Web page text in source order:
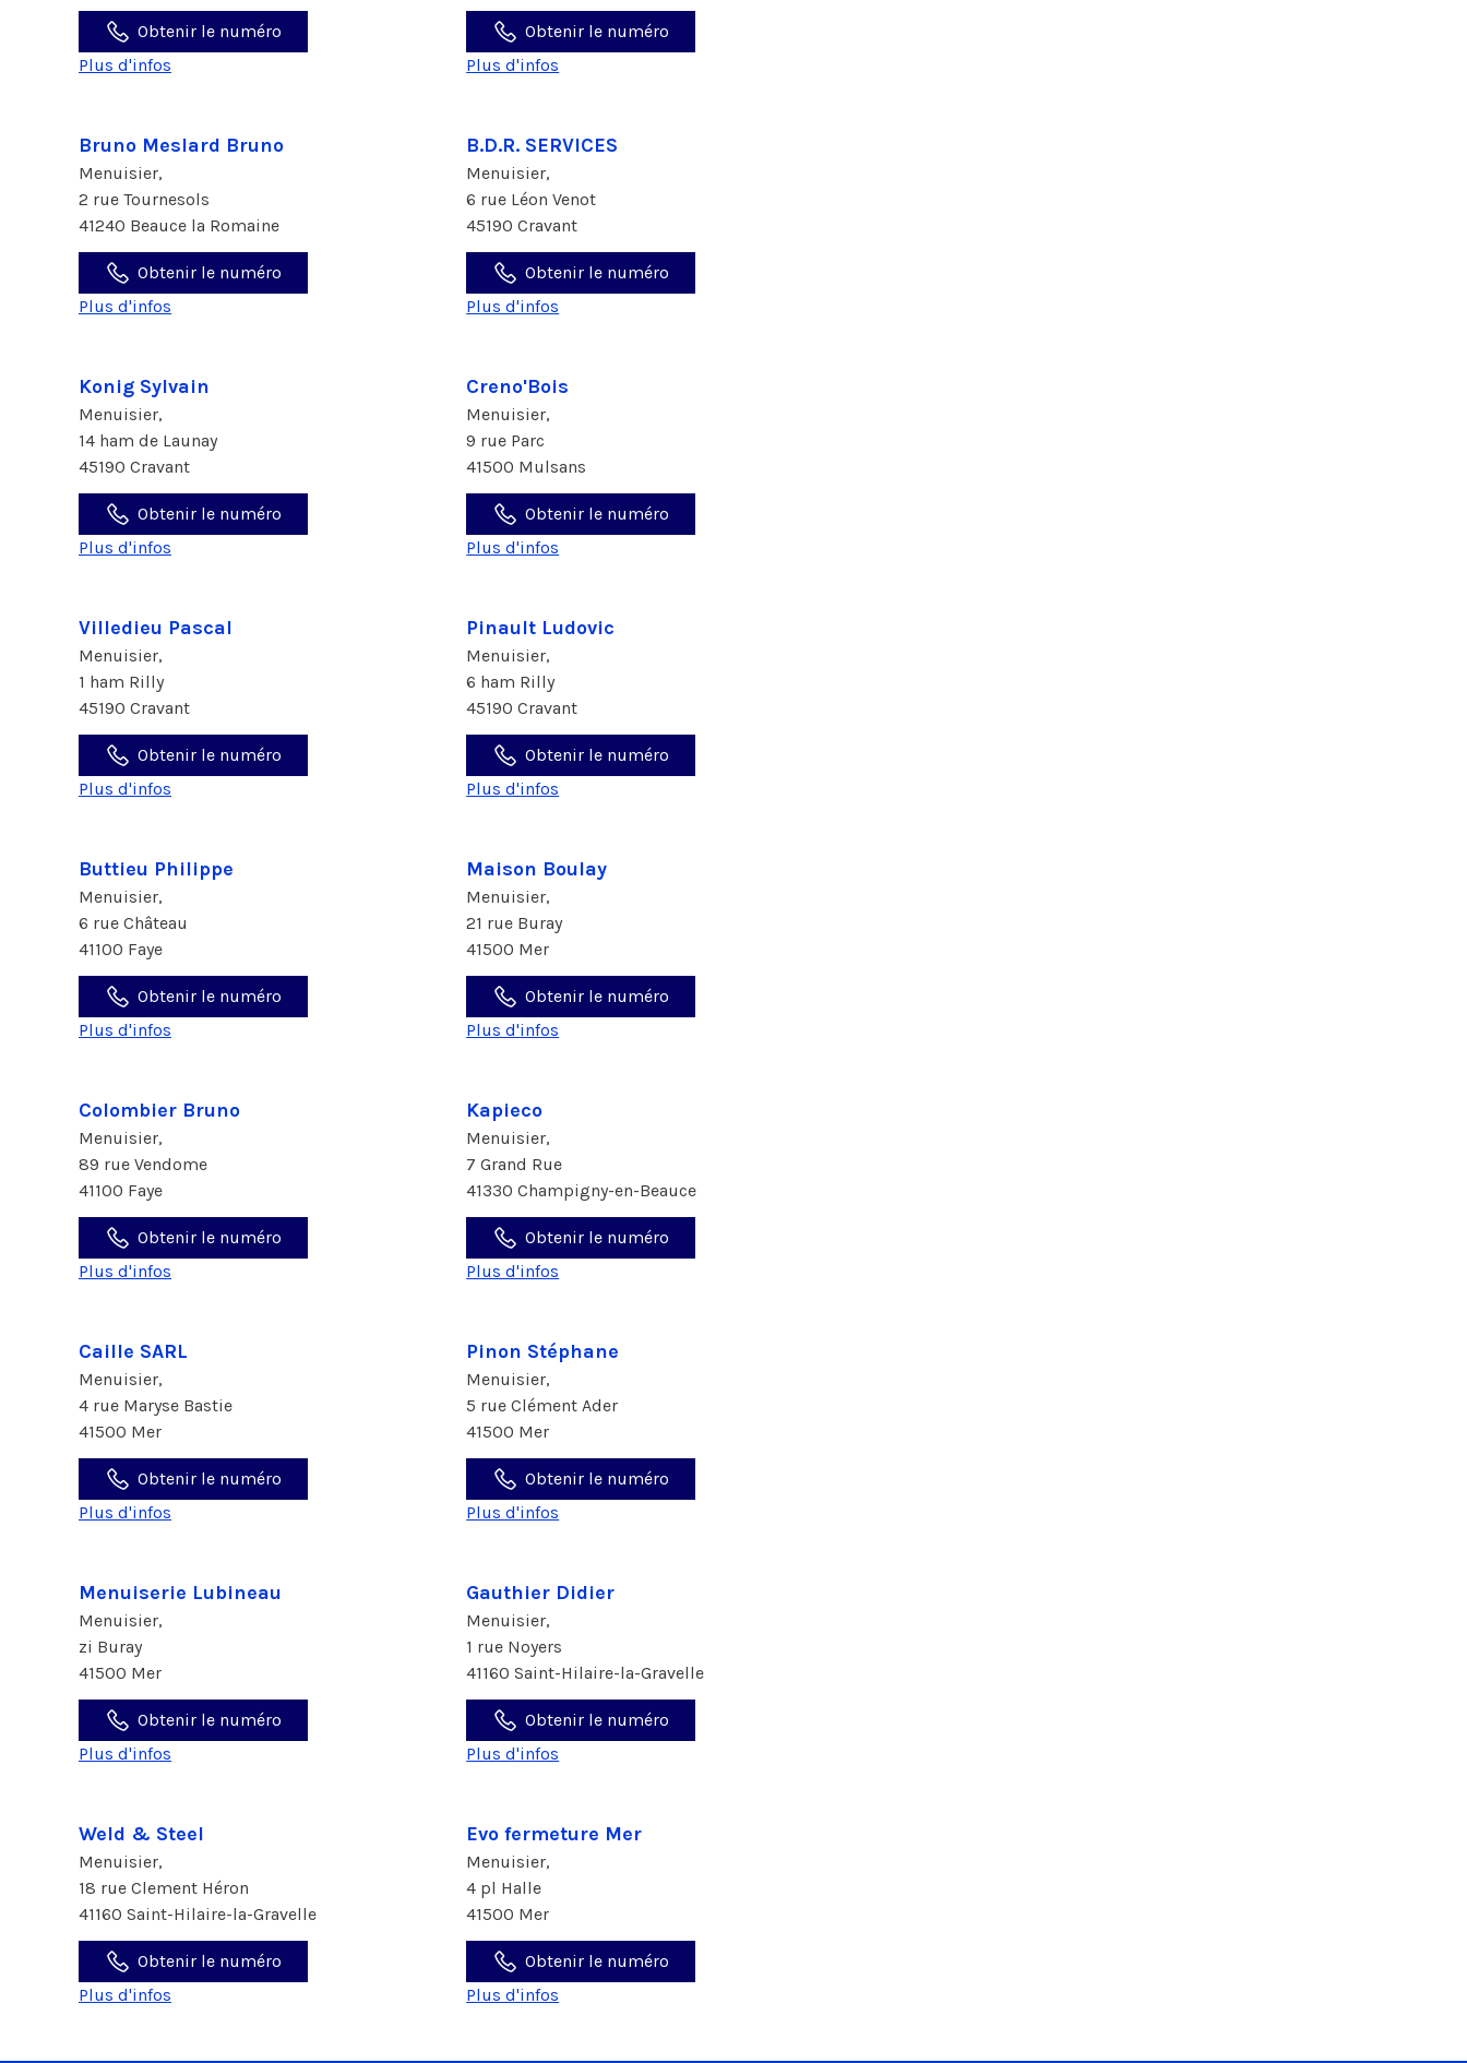
Obtenir le numéro
Plus d'infos
Obtenir le numéro
Plus d'infos
Bruno Meslard Bruno
Menuisier,
2 rue Tournesols
41240 Beauce la Romaine
Obtenir le numéro
Plus d'infos
B.D.R. SERVICES
Menuisier,
6 rue Léon Venot
45190 Cravant
Obtenir le numéro
Plus d'infos
Konig Sylvain
Menuisier,
14 ham de Launay
45190 Cravant
Obtenir le numéro
Plus d'infos
Creno'Bois
Menuisier,
9 rue Parc
41500 Mulsans
Obtenir le numéro
Plus d'infos
Villedieu Pascal
Menuisier,
1 ham Rilly
45190 Cravant
Obtenir le numéro
Plus d'infos
Pinault Ludovic
Menuisier,
6 ham Rilly
45190 Cravant
Obtenir le numéro
Plus d'infos
Buttieu Philippe
Menuisier,
6 rue Château
41100 Faye
Obtenir le numéro
Plus d'infos
Maison Boulay
Menuisier,
21 rue Buray
41500 Mer
Obtenir le numéro
Plus d'infos
Colombier Bruno
Menuisier,
89 rue Vendome
41100 Faye
Obtenir le numéro
Plus d'infos
Kapieco
Menuisier,
7 Grand Rue
41330 Champigny-en-Beauce
Obtenir le numéro
Plus d'infos
Caille SARL
Menuisier,
4 rue Maryse Bastie
41500 Mer
Obtenir le numéro
Plus d'infos
Pinon Stéphane
Menuisier,
5 rue Clément Ader
41500 Mer
Obtenir le numéro
Plus d'infos
Menuiserie Lubineau
Menuisier,
zi Buray
41500 Mer
Obtenir le numéro
Plus d'infos
Gauthier Didier
Menuisier,
1 rue Noyers
41160 Saint-Hilaire-la-Gravelle
Obtenir le numéro
Plus d'infos
Weld & Steel
Menuisier,
18 rue Clement Héron
41160 Saint-Hilaire-la-Gravelle
Obtenir le numéro
Plus d'infos
Evo fermeture Mer
Menuisier,
4 pl Halle
41500 Mer
Obtenir le numéro
Plus d'infos